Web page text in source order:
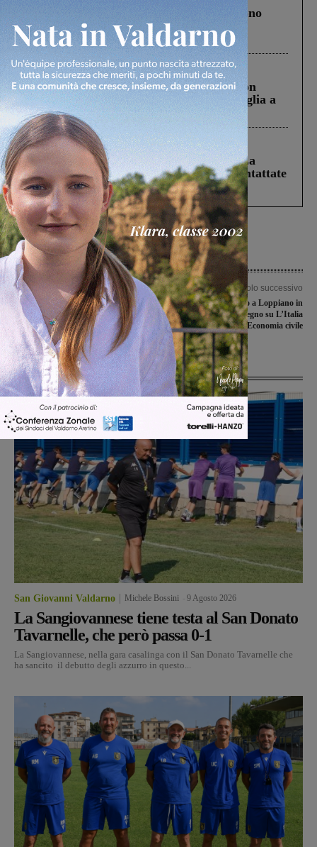
Un anno fa la strage in A1 in cui morirono
Gianni, Giulia e Franco. Lo schianto, il
processo, lo stop ai sorpassi fra tir....
Cronaca 3 Agosto 2026
Scomparso da una struttura di Castiglion
Fiorentino l’uomo che aveva ucciso la figlia a
Levane nel 2020
Cronaca 5 Agosto 2026
Continuano le ricerche di Miah Billal. La
Prefettura: “In caso di avvistamento contattate
il 112”
Articolo precedente
Il Comune insieme ad Arpat e alla
forestale interviene per tentare di
mitigare i cattivi odori
Articolo successivo
Il ministro del lavoro a Loppiano in
occasione del convegno su L’Italia
dell’Economia civile
Ultime Notizie
San Giovanni Valdarno Michele Bossini 9 Agosto 2026
La Sangiovannese tiene testa al San Donato
Tavarnelle, che però passa 0-1
La Sangiovannese, nella gara casalinga con il San Donato Tavarnelle che
ha sancito il debutto degli azzurro in questo...